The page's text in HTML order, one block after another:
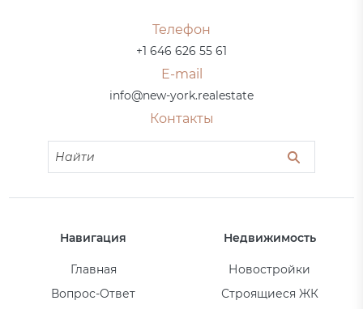
Телефон
+1 646 626 55 61
E-mail
info@new-york.realestate
Контакты
Навигация
Главная
Вопрос-Ответ
Недвижимость
Новостройки
Строящиеся ЖК